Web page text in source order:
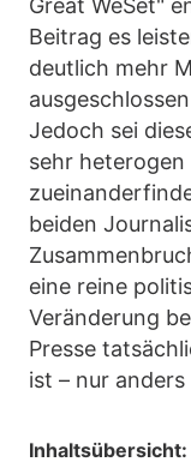
Great WeSet"
Beitrag es
deutlich mehr
Jedoch sei
sehr heterogen
beiden
eine reine
Veränderung
Presse
ist – nur
Inhaltsübersicht: